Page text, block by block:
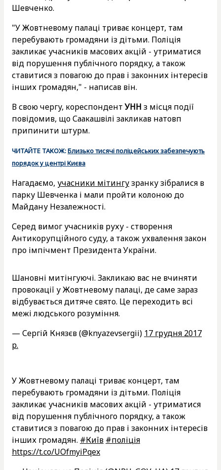
Шевченко.
"У Жовтневому палаці триває концерт, там
перебувають громадяни із дітьми. Поліція
закликає учасників масових акцій - утриматися
від порушення публічного порядку, а також
ставитися з повагою до прав і законних інтересів
інших громадян," - написав він.
В свою чергу, кореспондентУНН з місця події
повідомив, що Саакашвілі закликав натовп
припинити штурм.
ЧИТАЙТЕ ТАКОЖ:Близько тисячі поліцейських забезпечують
порядок у центрі Києва
Нагадаємо, учасники мітингузранку зібралися в
парку Шевченка і мали пройти колоною до
Майдану Незалежності.
Серед вимог учасників руху - створення
Антикорупційного суду, а також ухвалення закон
про імпічмент Президента України.
Шановні митінгуючі. Закликаю вас не вчиняти
провокації у Жовтневому палаці, де саме зараз
відбувається дитяче свято. Це переходить всі
межі людського розуміння.
— Сергій Князєв (@knyazevsergii) 17 грудня 2017
р.
У Жовтневому палаці триває концерт, там
перебувають громадяни із дітьми. Поліція
закликає учасників масових акцій - утриматися
від порушення публічного порядку, а також
ставитися з повагою до прав і законних інтересів
інших громадян. #Київ #поліція
https://t.co/UOfmyiPqex